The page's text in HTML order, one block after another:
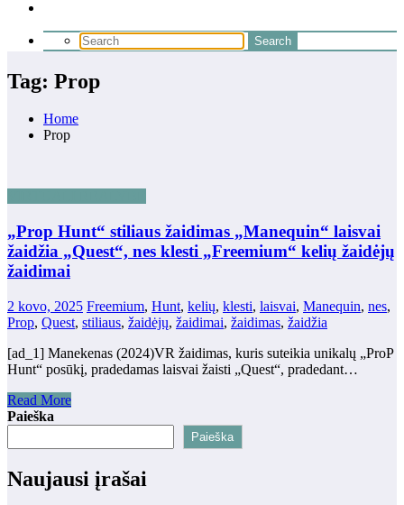
Tag: Prop
Home
Prop
„Prop Hunt“ stiliaus žaidimas „Manequin“ laisvai
žaidžia „Quest“, nes klesti „Freemium“ kelių žaidėjų
žaidimai
2 kovo, 2025 Freemium, Hunt, kelių, klesti, laisvai, Manequin, nes,
Prop, Quest, stiliaus, žaidėjų, žaidimai, žaidimas, žaidžia
[ad_1] Manekenas (2024)VR žaidimas, kuris suteikia unikalų „ProP
Hunt“ posūkį, pradedamas laisvai žaisti „Quest“, pradedant…
Read More
Paieška
Paieška
Naujausi įrašai